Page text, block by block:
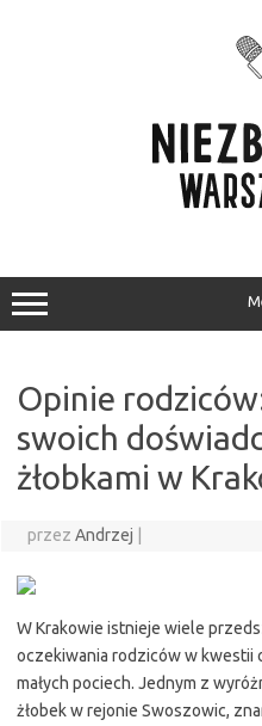
Opinie
swoich
żłobkami w
przez Andrzej
W Krakowie istnieje wiele
oczekiwania rodziców w kwestii
małych pociech. Jednym z
żłobek w rejonie Swoszowic,